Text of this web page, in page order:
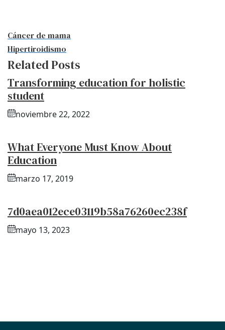
Cáncer de mama
Hipertiroidismo
Related Posts
Transforming education for holistic
student
noviembre 22, 2022
What Everyone Must Know About
Education
marzo 17, 2019
7d0aea012ece03119b58a76260ec238f
mayo 13, 2023